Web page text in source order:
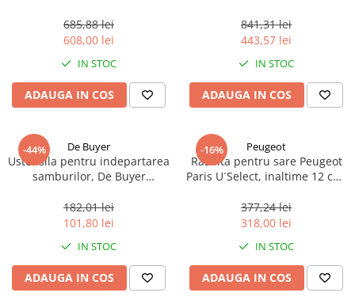
685,88 lei
608,00 lei
IN STOC
ADAUGA IN COS
841,31 lei
443,57 lei
IN STOC
ADAUGA IN COS
-44% De Buyer
Ustensila pentru indepartarea
samburilor, De Buyer
lungime, otel
inoxidabil/plastic portocaliu, 1
182,01 lei
101,80 lei
IN STOC
ADAUGA IN COS
-16% Peugeot
Rasnita pentru sare Peugeot
Paris U´Select, inaltime 12 cm,
377,24 lei
318,00 lei
IN STOC
ADAUGA IN COS